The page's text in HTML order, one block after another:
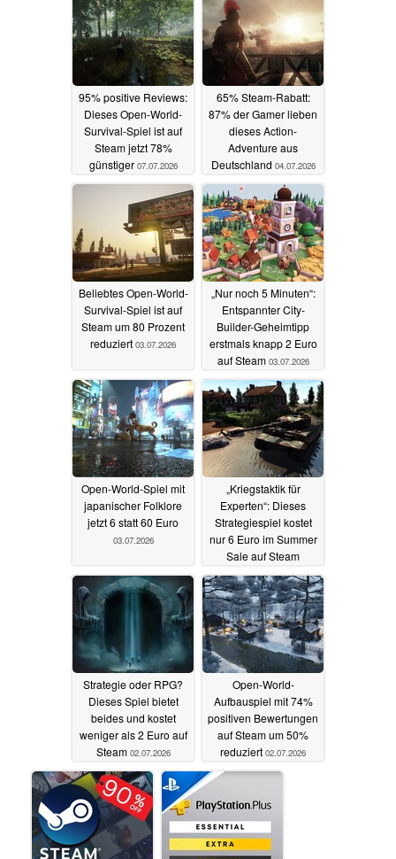
95% positive Reviews:
Dieses Open-World-
Survival-Spiel ist auf
Steam jetzt 78%
günstiger 07.07.2026
65% Steam-Rabatt:
87% der Gamer lieben
dieses Action-
Adventure aus
Deutschland 04.07.2026
Beliebtes Open-World-
Survival-Spiel ist auf
Steam um 80 Prozent
reduziert 03.07.2026
„Nur noch 5 Minuten“:
Entspannter City-
Builder-Geheimtipp
erstmals knapp 2 Euro
auf Steam 03.07.2026
Open-World-Spiel mit
japanischer Folklore
jetzt 6 statt 60 Euro
03.07.2026
„Kriegstaktik für
Experten“: Dieses
Strategiespiel kostet
nur 6 Euro im Summer
Sale auf Steam
02.07.2026
Strategie oder RPG?
Dieses Spiel bietet
beides und kostet
weniger als 2 Euro auf
Steam 02.07.2026
Open-World-
Aufbauspiel mit 74%
positiven Bewertungen
auf Steam um 50%
reduziert 02.07.2026